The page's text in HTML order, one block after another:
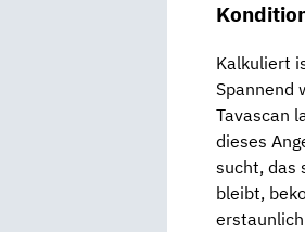
Kalkuliert
Spannend
Tavascan
dieses
sucht, das
bleibt,